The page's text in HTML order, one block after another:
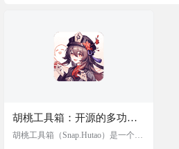
胡桃工具箱：开源的多功能
原神工具箱
胡桃工具箱（Snap.Hutao）是一个专